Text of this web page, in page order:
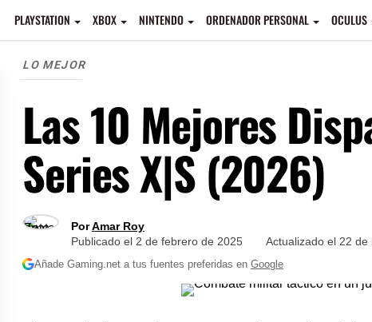
PLAYSTATION XBOX NINTENDO ORDENADOR PERSONAL OCULUS
LO MEJOR
Las 10 Mejores
Series X|S (2026)
Publicado el 2 de febrero de 2025 Actualizado el 22 de
PorAmar Roy
Añade Gaming.net a tus fuentes preferidas en Google